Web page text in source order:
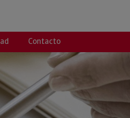
Contacto